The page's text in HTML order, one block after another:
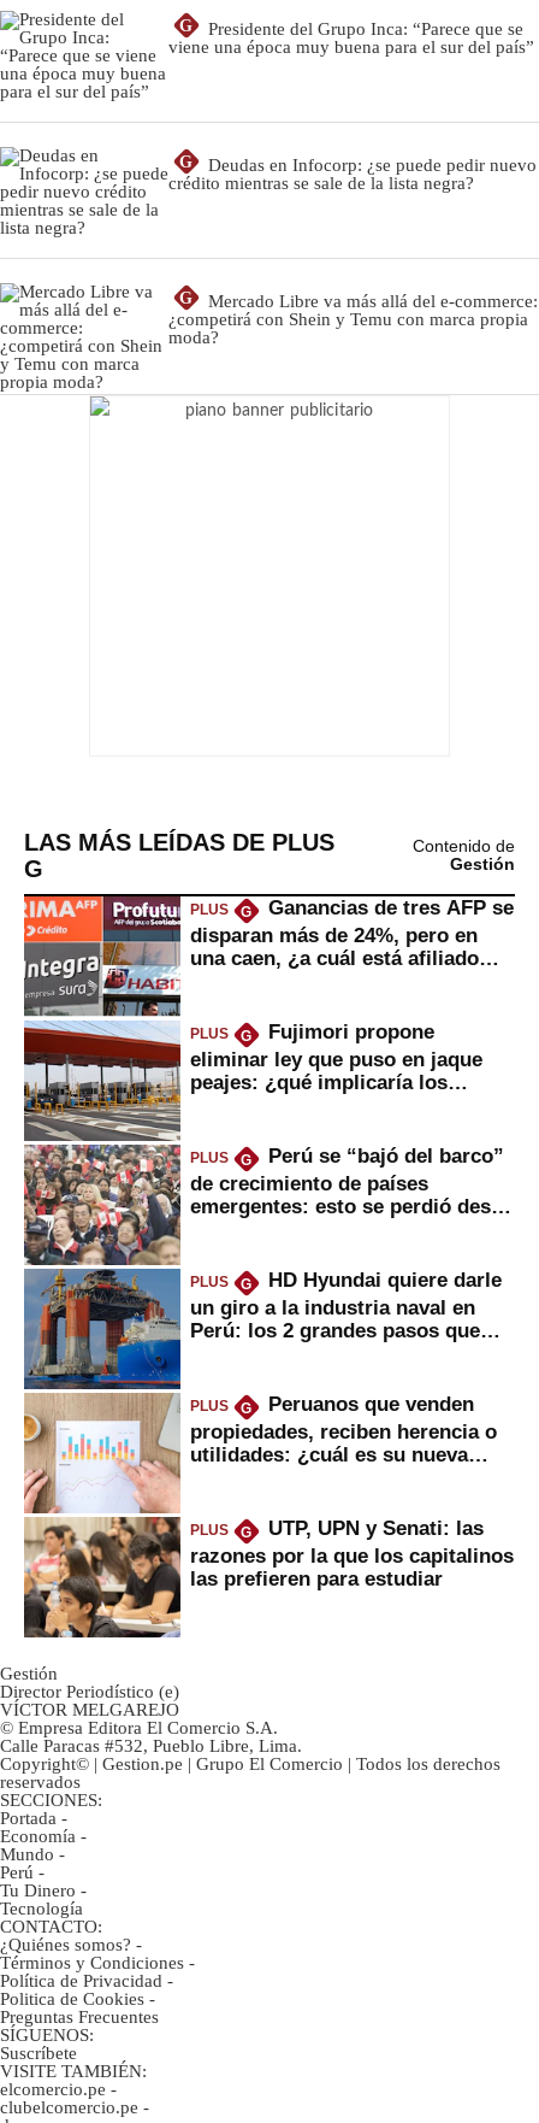
G
Presidente del Grupo Inca: “Parece que se
viene una época muy buena para el sur del país”
G
Deudas en Infocorp: ¿se puede pedir nuevo
crédito mientras se sale de la lista negra?
G
Mercado Libre va más allá del e-commerce:
¿competirá con Shein y Temu con marca propia
moda?
LAS MÁS LEÍDAS DE PLUS
G
Contenido de
Gestión
PLUS G
Ganancias de tres AFP se
disparan más de 24%, pero en
una caen, ¿a cuál está afiliado
PLUS G
Fujimori propone
eliminar ley que puso en jaque
peajes: ¿qué implicaría los
PLUS G
Perú se “bajó del barco”
de crecimiento de países
emergentes: esto se perdió desde
PLUS G
HD Hyundai quiere darle
un giro a la industria naval en
Perú: los 2 grandes pasos que
PLUS G
Peruanos que venden
propiedades, reciben herencia o
utilidades: ¿cuál es su nueva
PLUS G
UTP, UPN y Senati: las
razones por la que los capitalinos
las prefieren para estudiar
Gestión
Director Periodístico (e)
VÍCTOR MELGAREJO
© Empresa Editora El Comercio S.A.
Calle Paracas #532, Pueblo Libre, Lima.
Copyright© | Gestion.pe | Grupo El Comercio | Todos los derechos
reservados
SECCIONES:
Portada -
Economía -
Mundo -
Perú -
Tu Dinero -
Tecnología
CONTACTO:
¿Quiénes somos? -
Términos y Condiciones -
Política de Privacidad -
Politica de Cookies -
Preguntas Frecuentes
SÍGUENOS:
Suscríbete
VISITE TAMBIÉN:
elcomercio.pe -
clubelcomercio.pe -